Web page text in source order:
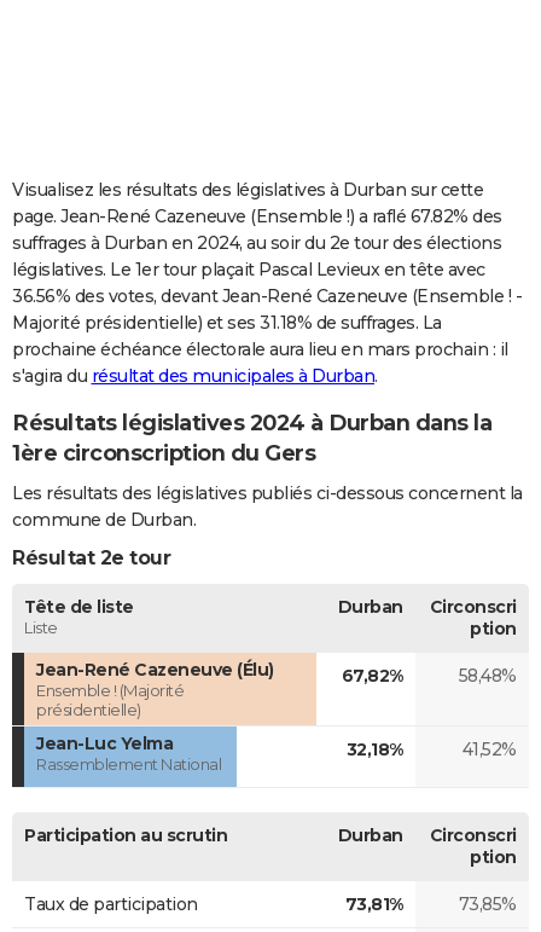
Carte de Noël
Carte Bonne année
Carte Saint-Valentin
Carte Pâques
Carte d'anniversaire
DICTIONNAIRE
Dictionnaire
Biographies
Citations
Expressions
Proverbes
PROGRAMME TV
COPAINS D'AVANT
S'inscrire
Se connecter
Lycées
Collèges
Primaires
Universités
Entreprises
Service militaire
Avis de recherche
AVIS DE DÉCÈS
FORUM
Bricolage
Lifestyle
Culture
Sport
Auto
Television
Voyage
Cinema
Visualisez les résultats des législatives à Durban sur cette
page. Jean-René Cazeneuve (Ensemble !) a raflé 67.82% des
suffrages à Durban en 2024, au soir du 2e tour des élections
législatives. Le 1er tour plaçait Pascal Levieux en tête avec
36.56% des votes, devant Jean-René Cazeneuve (Ensemble ! -
Majorité présidentielle) et ses 31.18% de suffrages. La
prochaine échéance électorale aura lieu en mars prochain : il
s'agira du résultat des municipales à Durban.
Résultats législatives 2024 à Durban dans la
1ère circonscription du Gers
Les résultats des législatives publiés ci-dessous concernent la
commune de Durban.
Résultat 2e tour
Tête de liste
Liste
Durban
Circonscri
ption
Jean-René Cazeneuve (Élu)
Ensemble ! (Majorité
présidentielle)
67,82% 58,48%
Jean-Luc Yelma
Rassemblement National
32,18% 41,52%
Participation au scrutin Durban
Circonscri
ption
Taux de participation 73,81% 73,85%